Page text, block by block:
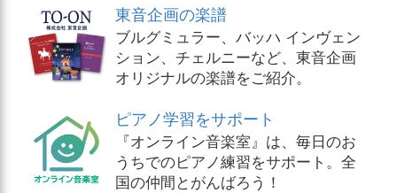
東音企画の楽譜
ブルグミュラー、バッハ インヴェン
ション、チェルニーなど、東音企画
オリジナルの楽譜をご紹介。
ピアノ学習をサポート
『オンライン音楽室』は、毎日のお
うちでのピアノ練習をサポート。全
国の仲間とがんばろう！